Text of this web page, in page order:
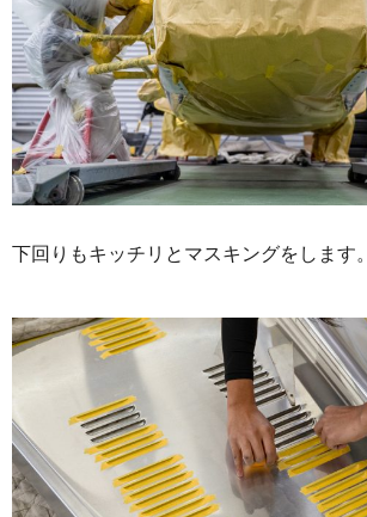
下回りもキッチリとマスキングをします。